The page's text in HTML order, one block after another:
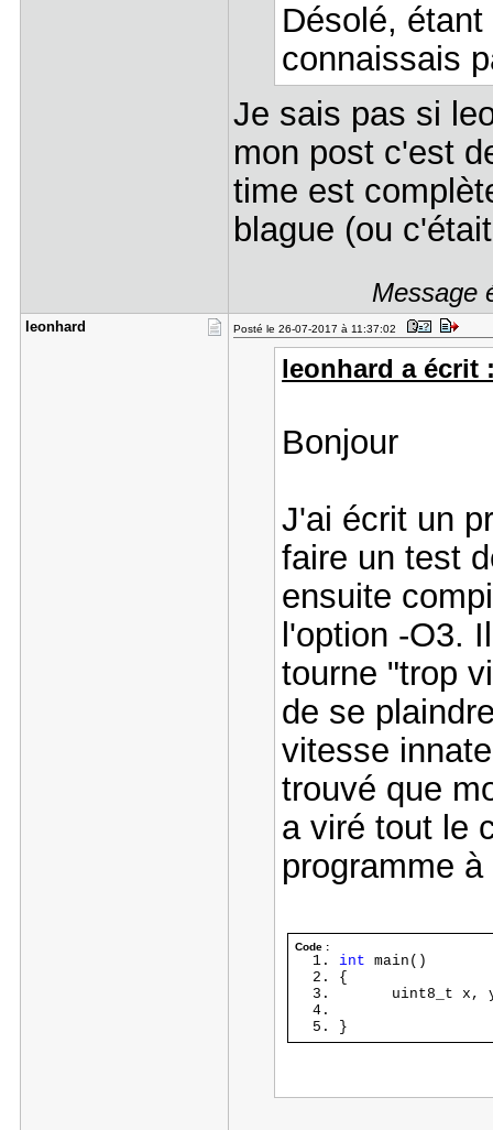
Désolé,
connaissais
Je sais pas si
mon post c'est
time est
blague (ou
Message
leonhard Posté le 26-07-2017 à 11:37:02
leonhard a écrit
Bonjour
J'ai écrit un
faire un test
ensuite
l'option -O3.
tourne "trop
de se
vitesse
trouvé que
a viré tout le
programme
Code :
int main()
{
uint8_t x,
}